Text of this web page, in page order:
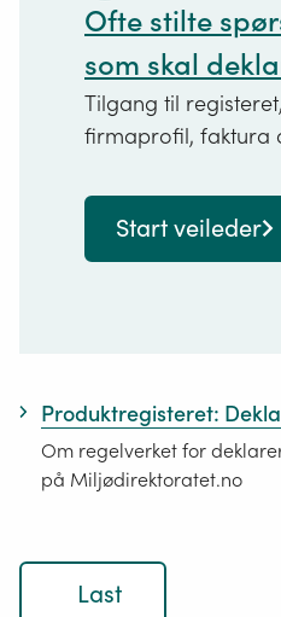
Ofte stilte
som skal
Tilgang til
firmaprofil, faktura
Start veileder
Produktregisteret:
Om regelverket for
på Miljødirektoratet.no
Last